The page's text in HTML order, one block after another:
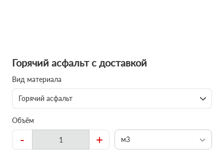
Горячий асфальт с доставкой
Вид материала
Горячий асфальт
Объём
- + м3